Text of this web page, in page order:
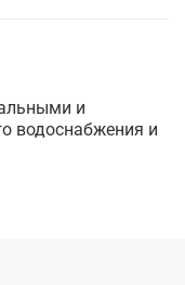
и
водоснабжения и
латуни по
позволяет